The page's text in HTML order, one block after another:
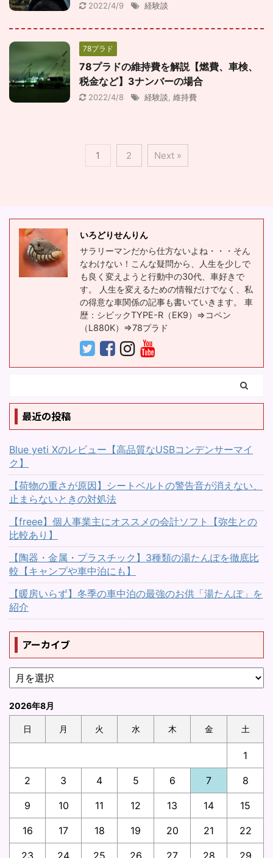
2022/4/9 経験談
78プラド
78プラドの維持費を解説【燃費、車検、
税金など】3ナンバーの場合
2022/4/8 経験談 維持費
1 2 Next »
いろどりせんりん
サラリーマンだから仕方ないよね・・・そん
なわけない！こんな疑問から、人生を少しで
も良く変えようと行動中の30代、車好きで
す。 人生を変えるための情報だけでなく、私
の得意な車関係の記事も書いていきます。 車
歴：シビックTYPE-R（EK9）⇒コペン
（L880K）⇒78プラド
最近の投稿
Blue yeti Xのレビュー【高品質なUSBコンデンサーマイ
ク】
【荷物の重さが原因】シートベルトの警告音が消えない、
止まらないときの対処法
【freee】個人事業主にオススメの会計ソフト【弥生との
比較あり】
【陶器・金属・プラスチック】3種類の湯たんぽを徹底比
較【キャンプや車中泊にも】
【暖房いらず】冬季の車中泊の最強のお供「湯たんぽ」を
紹介
アーカイブ
2026年8月
日 月 火 水 木 金 土
1
2 3 4 5 6 7 8
9 10 11 12 13 14 15
16 17 18 19 20 21 22
23 24 25 26 27 28 29